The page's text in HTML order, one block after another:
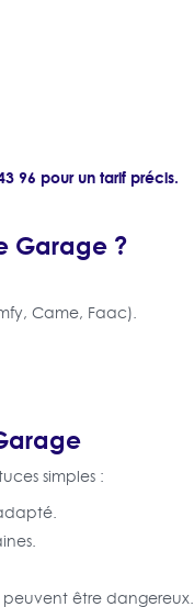
96 pour un tarif précis.
Garage ?
Came, Faac).
simples :
peuvent être dangereux.